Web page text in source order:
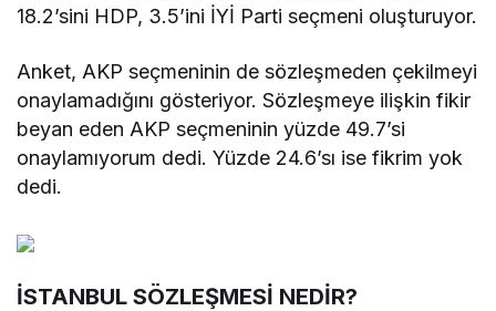
18.2’sini HDP, 3.5’ini İYİ Parti seçmeni oluşturuyor.
Anket, AKP seçmeninin de sözleşmeden çekilmeyi
onaylamadığını gösteriyor. Sözleşmeye ilişkin fikir
beyan eden AKP seçmeninin yüzde 49.7’si
onaylamıyorum dedi. Yüzde 24.6’sı ise fikrim yok
dedi.
İSTANBUL SÖZLEŞMESİ NEDİR?